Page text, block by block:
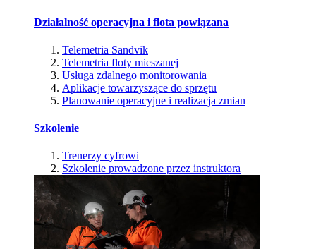
Działalność operacyjna i flota powiązana
Telemetria Sandvik
Telemetria floty mieszanej
Usługa zdalnego monitorowania
Aplikacje towarzyszące do sprzętu
Planowanie operacyjne i realizacja zmian
Szkolenie
Trenerzy cyfrowi
Szkolenie prowadzone przez instruktora